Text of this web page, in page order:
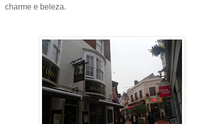
charme e beleza.